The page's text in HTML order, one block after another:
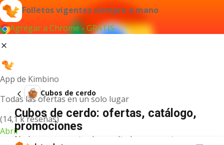
Folletos vigentes siempre a mano
Agregar a Chrome - GRATIS
App de Kimbino
Todas las ofertas en un solo lugar
(14,1 k reseñas)
Abrir
Cubos de cerdo
Cubos de cerdo: ofertas, catálogo,
promociones
No hemos encontrado resultados para este